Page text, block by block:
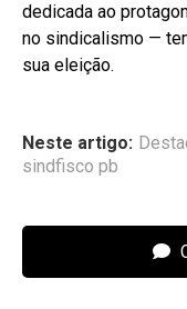
dedicada ao
no sindicalismo —
sua eleição.
Neste artigo:
sindfisco pb